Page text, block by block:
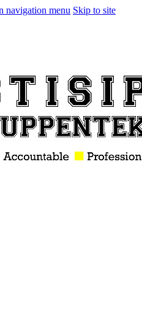
navigation menu Skip to site